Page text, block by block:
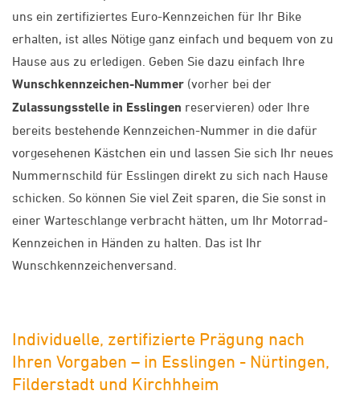
uns ein zertifiziertes Euro-Kennzeichen für Ihr Bike
erhalten, ist alles Nötige ganz einfach und bequem von zu
Hause aus zu erledigen. Geben Sie dazu einfach Ihre
Wunschkennzeichen-Nummer (vorher bei der
Zulassungsstelle in Esslingen reservieren) oder Ihre
bereits bestehende Kennzeichen-Nummer in die dafür
vorgesehenen Kästchen ein und lassen Sie sich Ihr neues
Nummernschild für Esslingen direkt zu sich nach Hause
schicken. So können Sie viel Zeit sparen, die Sie sonst in
einer Warteschlange verbracht hätten, um Ihr Motorrad-
Kennzeichen in Händen zu halten. Das ist Ihr
Wunschkennzeichenversand.
Individuelle, zertifizierte Prägung nach
Ihren Vorgaben – in Esslingen - Nürtingen,
Filderstadt und Kirchhheim